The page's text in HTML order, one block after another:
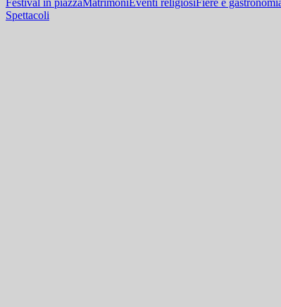
Festival in piazzaMatrimoniEventi religiosiFiere e
Spettacoli